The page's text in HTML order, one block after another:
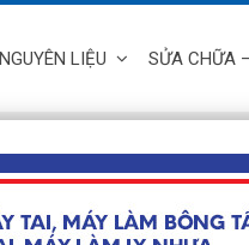
NGUYÊN LIỆU SỬA CHỮA
MÁY LÀM KHẨU